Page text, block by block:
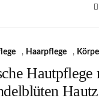
, Haarpflege ,
Hautpflege